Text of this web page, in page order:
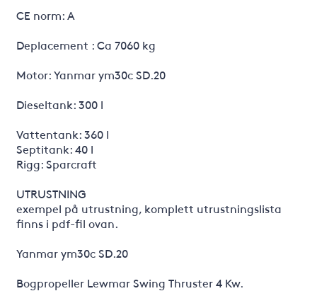
CE norm: A
Deplacement : Ca 7060 kg
Motor: Yanmar ym30c SD.20
Dieseltank: 300 l
Vattentank: 360 l
Septitank: 40 l
Rigg: Sparcraft
UTRUSTNING
exempel på utrustning, komplett utrustningslista
finns i pdf-fil ovan.
Yanmar ym30c SD.20
Bogpropeller Lewmar Swing Thruster 4 Kw.